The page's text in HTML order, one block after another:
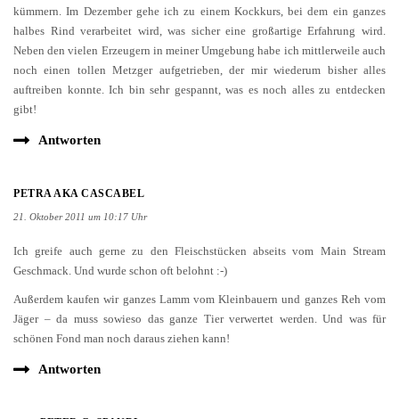
kümmern. Im Dezember gehe ich zu einem Kockkurs, bei dem ein ganzes
halbes Rind verarbeitet wird, was sicher eine großartige Erfahrung wird.
Neben den vielen Erzeugern in meiner Umgebung habe ich mittlerweile auch
noch einen tollen Metzger aufgetrieben, der mir wiederum bisher alles
auftreiben konnte. Ich bin sehr gespannt, was es noch alles zu entdecken
gibt!
Antworten
PETRA AKA CASCABEL
21. Oktober 2011 um 10:17 Uhr
Ich greife auch gerne zu den Fleischstücken abseits vom Main Stream
Geschmack. Und wurde schon oft belohnt :-)
Außerdem kaufen wir ganzes Lamm vom Kleinbauern und ganzes Reh vom
Jäger – da muss sowieso das ganze Tier verwertet werden. Und was für
schönen Fond man noch daraus ziehen kann!
Antworten